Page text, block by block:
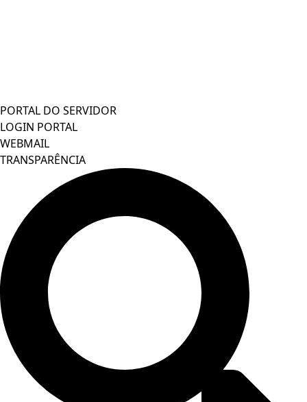
PORTAL DO SERVIDOR
LOGIN PORTAL
WEBMAIL
TRANSPARÊNCIA